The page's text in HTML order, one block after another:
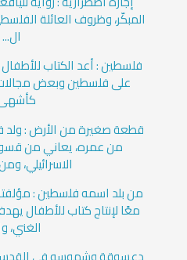
المبكّر، وظروف العائلة
ال...
فلسطين : أعد الكتاب
على فلسطين وبعض
قطعة صغيرة من الأرض : ولد
من عمره، يعاني من
الاسرائيلي،
من بلد اسمه فلسطين :
معًا لإنتاج كتاب للأطفال
الغني،